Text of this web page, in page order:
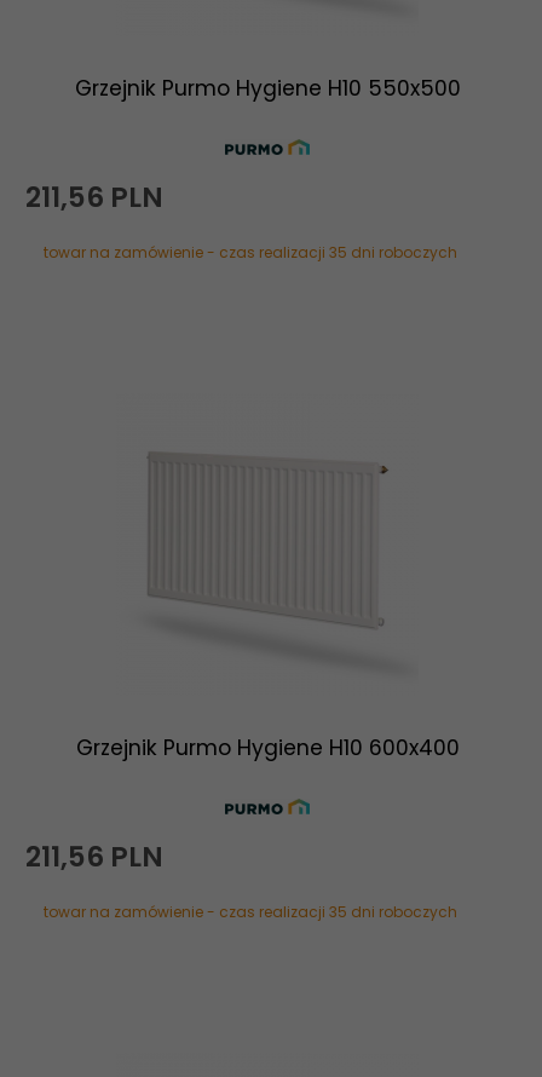
Grzejnik Purmo Hygiene H10 550x500
211,56 PLN
towar na zamówienie - czas realizacji 35 dni roboczych
Grzejnik Purmo Hygiene H10 600x400
211,56 PLN
towar na zamówienie - czas realizacji 35 dni roboczych